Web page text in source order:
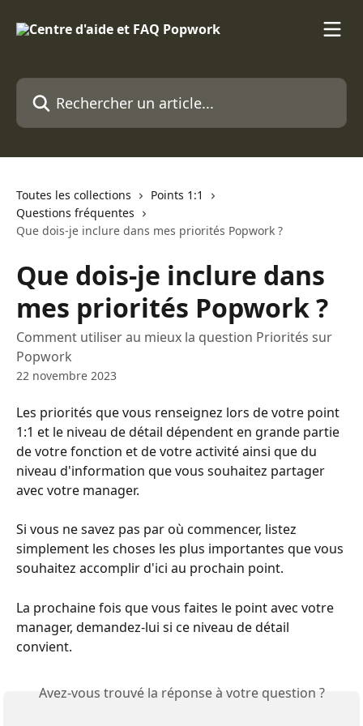
Rechercher un article...
Toutes les collections
Points 1:1
Questions fréquentes
Que dois-je inclure dans mes priorités Popwork ?
Que dois-je inclure dans
mes priorités Popwork ?
Comment utiliser au mieux la question Priorités sur
Popwork
22 novembre 2023
Les priorités que vous renseignez lors de votre point
1:1 et le niveau de détail dépendent en grande partie
de votre fonction et de votre activité ainsi que du
niveau d'information que vous souhaitez partager
avec votre manager.
Si vous ne savez pas par où commencer, listez
simplement les choses les plus importantes que vous
souhaitez accomplir d'ici au prochain point.
La prochaine fois que vous faites le point avec votre
manager, demandez-lui si ce niveau de détail
convient.
Avez-vous trouvé la réponse à votre question ?